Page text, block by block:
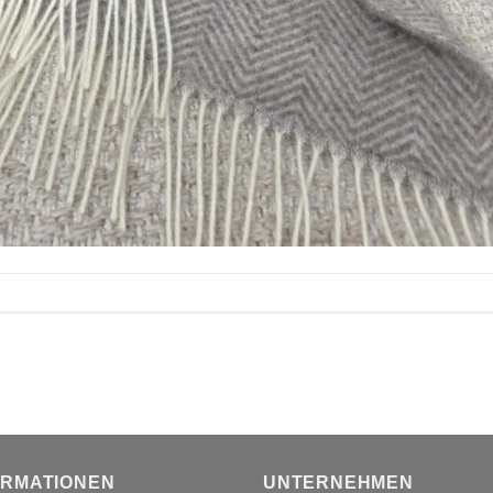
UNTERNEHMEN